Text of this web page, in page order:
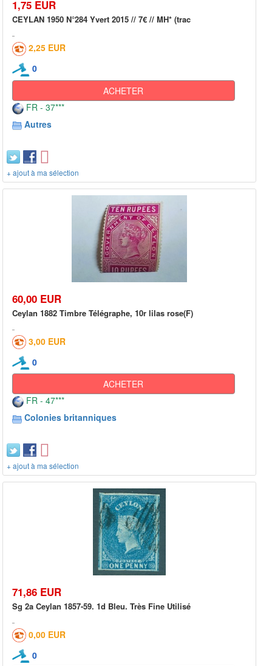
1,75 EUR
CEYLAN 1950 N°284 Yvert 2015 // 7€ // MH* (trac
2,25 EUR
0
ACHETER
FR - 37***
Autres
+ ajout à ma sélection
60,00 EUR
Ceylan 1882 Timbre Télégraphe, 10r lilas rose(F)
3,00 EUR
0
ACHETER
FR - 47***
Colonies britanniques
+ ajout à ma sélection
71,86 EUR
Sg 2a Ceylan 1857-59. 1d Bleu. Très Fine Utilisé
0,00 EUR
0